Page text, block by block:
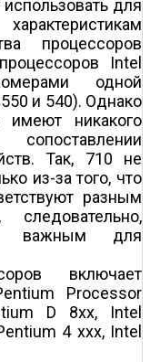
для
процессоров
Intel
одной
и 540). Однако
никакого
Так, 710 не
из-за того, что
разным
важным для
включает
Processor
D 8хх, Intel
4 ххх, Intel